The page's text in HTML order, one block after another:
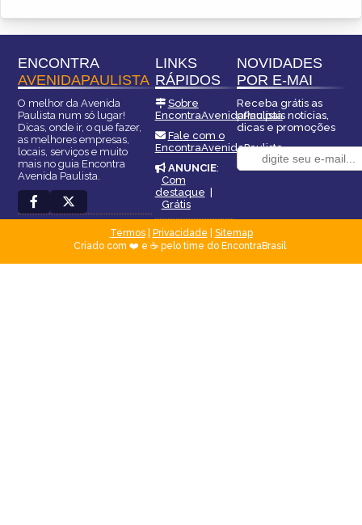
ENCONTRA
AVENIDAPAULISTA
O melhor da Avenida
Paulista num só lugar!
Dicas, onde ir, o que fazer,
as melhores empresas,
locais, serviços e muito
mais no guia Encontra
Avenida Paulista.
LINKS
RÁPIDOS
Sobre
EncontraAvenidaPaulista
Fale com o
EncontraAvenidaPaulista
ANUNCIE:
Com
destaque |
Grátis
NOVIDADES
POR E-MAI
Receba grátis as
principais notícias,
dicas e promoções
Termos| Privacidade
Sitemap
Criado com ❤️ e ☕ pelo time do EncontraBrasil